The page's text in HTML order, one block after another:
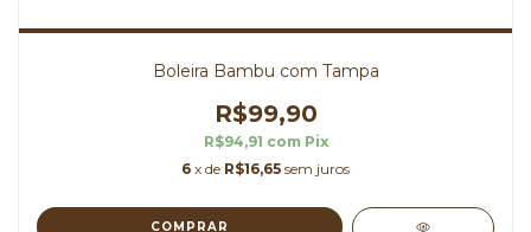
Boleira Bambu com Tampa
R$99,90
R$94,91 com Pix
6 x de R$16,65 sem juros